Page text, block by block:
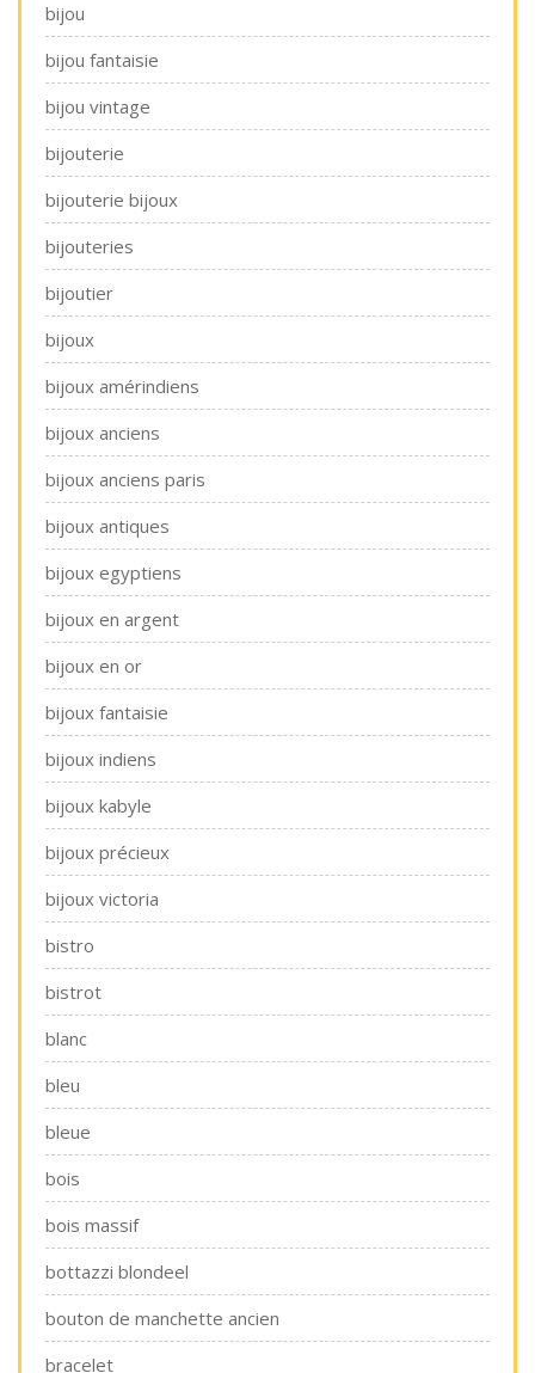
bijou
bijou fantaisie
bijou vintage
bijouterie
bijouterie bijoux
bijouteries
bijoutier
bijoux
bijoux amérindiens
bijoux anciens
bijoux anciens paris
bijoux antiques
bijoux egyptiens
bijoux en argent
bijoux en or
bijoux fantaisie
bijoux indiens
bijoux kabyle
bijoux précieux
bijoux victoria
bistro
bistrot
blanc
bleu
bleue
bois
bois massif
bottazzi blondeel
bouton de manchette ancien
bracelet